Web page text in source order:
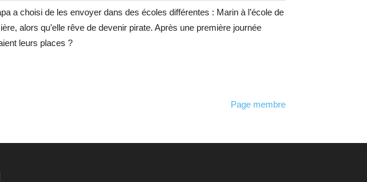
a choisi de les envoyer dans des écoles différentes : Marin à l’école de
alors qu’elle rêve de devenir pirate. Après une première journée
leurs places ?
Page membre